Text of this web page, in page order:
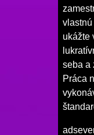
ukážte
seba a
Práca